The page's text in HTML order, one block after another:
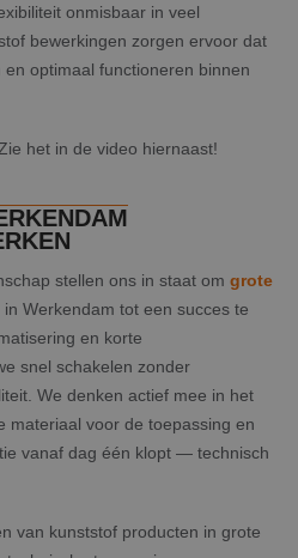
onmisbaar in veel
bewerkingen zorgen ervoor dat
optimaal functioneren binnen
het in de video hiernaast!
stellen ons in staat om grote
in Werkendam tot een succes te
en korte
snel schakelen zonder
We denken actief mee in het
materiaal voor de toepassing en
vanaf dag één klopt — technisch
van kunststof producten in grote